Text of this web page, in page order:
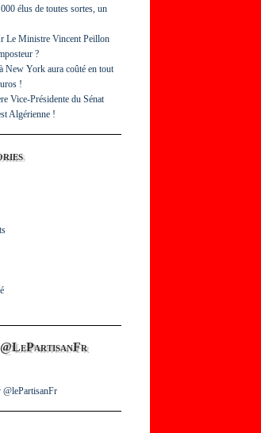
élus de toutes sortes, un
Le Ministre Vincent Peillon
?
New York aura coûté en tout
!
Vice-Présidente du Sénat
Algérienne !
@LePartisanFr
@lePartisanFr